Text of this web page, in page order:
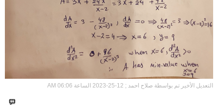
التعديل الأخير تم بواسطة صلاح احمد ; 12-25-2023 الساعة 06:06 AM